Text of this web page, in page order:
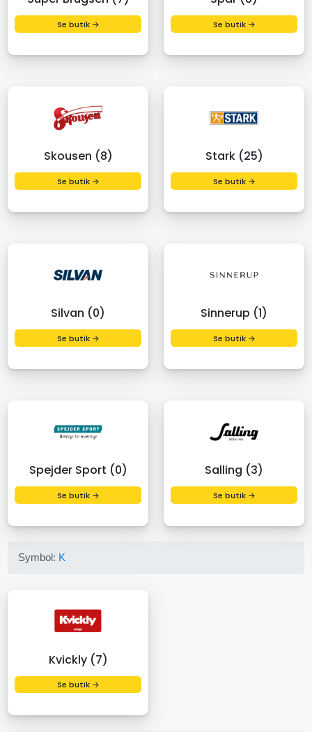
Se butik → Se butik →
Skousen (8)
Se butik →
Stark (25)
Se butik →
Silvan (0)
Se butik →
Sinnerup (1)
Se butik →
Spejder Sport (0)
Se butik →
Salling (3)
Se butik →
Symbol: K
Kvickly (7)
Se butik →